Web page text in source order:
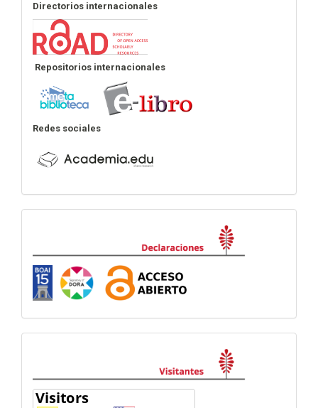
Directorios internacionales
Repositorios internacionales
Redes sociales